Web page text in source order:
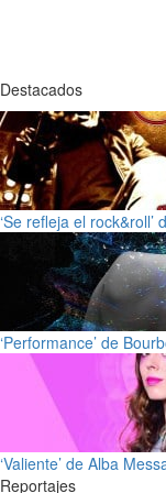
Destacados
‘Se refleja el
‘Performance’ de
‘Valiente’ de Alba
Reportajes